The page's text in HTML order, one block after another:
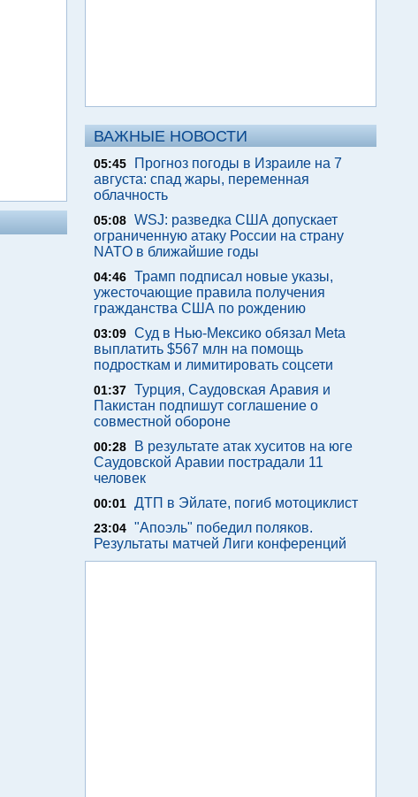
ВАЖНЫЕ НОВОСТИ
05:45
Прогноз погоды в Израиле на 7
августа: спад жары, переменная
облачность
05:08 WSJ: разведка США допускает
ограниченную атаку России на страну
NATO в ближайшие годы
04:46 Трамп подписал новые указы,
ужесточающие правила получения
гражданства США по рождению
03:09 Суд в Нью-Мексико обязал Meta
выплатить $567 млн на помощь
подросткам и лимитировать соцсети
01:37 Турция, Саудовская Аравия и
Пакистан подпишут соглашение о
совместной обороне
00:28
В результате атак хуситов на юге
Саудовской Аравии пострадали 11
человек
00:01 ДТП в Эйлате, погиб мотоциклист
23:04 "Апоэль" победил поляков.
Результаты матчей Лиги конференций